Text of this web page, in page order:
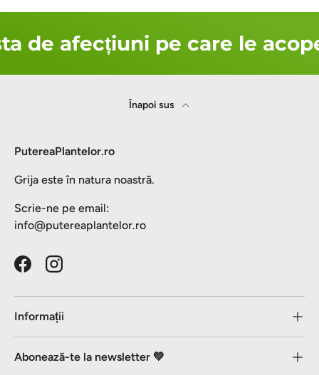
de afecțiuni pe care le
Înapoi sus
PutereaPlantelor.ro
Grija este în natura noastră.
Scrie-ne pe email:
info@putereaplantelor.ro
FacebookInstagram
Informații
Abonează-te la newsletter 💚